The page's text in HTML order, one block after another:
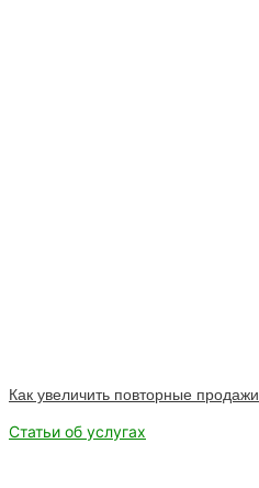
Как увеличить повторные продажи
Статьи об услугах